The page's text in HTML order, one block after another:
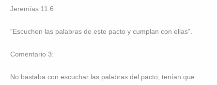
Jeremías 11:6
“Escuchen las palabras de este pacto y cumplan con ellas”.
Comentario 3:
No bastaba con escuchar las palabras del pacto; tenían que